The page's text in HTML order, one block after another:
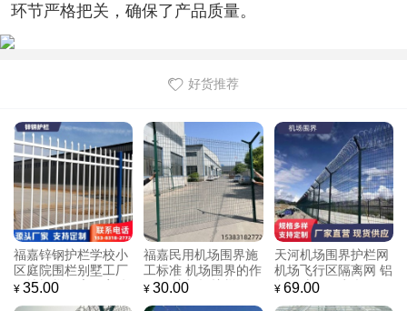
环节严格把关，确保了产品质量。
好货推荐
福嘉锌钢护栏学校小
区庭院围栏别墅工厂
围墙栅栏厂房隔离铁
¥ 35.00
福嘉民用机场围界施
工标准 机场围界的作
用 双边机场护栏网
¥ 30.00
天河机场围界护栏网
机场飞行区隔离网 铝
包钢编织网 机场用刀
¥ 69.00